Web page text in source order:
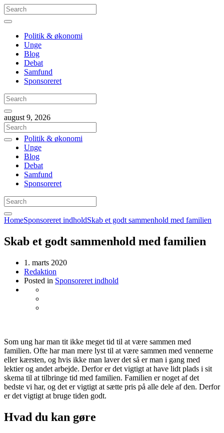
Politik & økonomi
Unge
Blog
Debat
Samfund
Sponsoreret
august 9, 2026
Politik & økonomi
Unge
Blog
Debat
Samfund
Sponsoreret
HomeSponsoreret indholdSkab et godt sammenhold med familien
Skab et godt sammenhold med familien
1. marts 2020
Redaktion
Posted in Sponsoreret indhold
Som ung har man tit ikke meget tid til at være sammen med
familien. Ofte har man mere lyst til at være sammen med vennerne
eller kærsten, og hvis ikke man laver det så er man i gang med
lektier og andet arbejde. Derfor er det vigtigt at have lidt plads i sit
skema til at tilbringe tid med familien. Familien er noget af det
bedste vi har, og det er vigtigt at sætte pris på alle dele af den. Derfor
er det vigtigt at bruge tiden godt.
Hvad du kan gøre